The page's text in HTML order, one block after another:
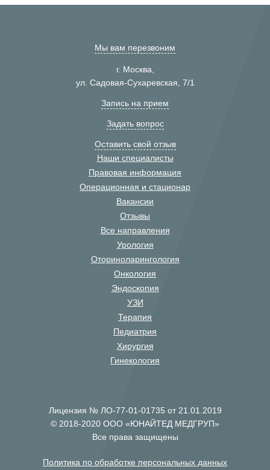
Мы вам перезвоним
г. Москва,
ул. Садовая-Сухаревская, 7/1
Запись на прием
Задать вопрос
Оставить свой отзыв
Наши специалисты
Правовая информация
Операционная и стационар
Вакансии
Отзывы
Все направления
Урология
Оториноларингология
Онкология
Эндоскопия
УЗИ
Терапия
Педиатрия
Хирургия
Гинекология
Лицензия № ЛО-77-01-01735 от 21.01.2019
© 2018-2020 ООО «ЮНАЙТЕД МЕДГРУП»
Все права защищены
Политика по обработке персональных данных